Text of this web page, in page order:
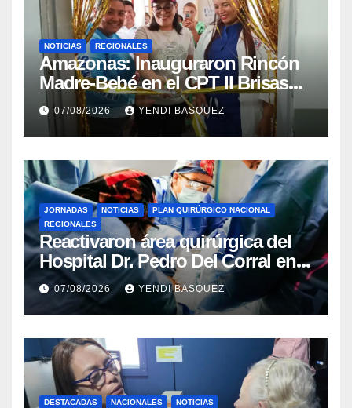
NOTICIAS REGIONALES
​Amazonas: Inauguraron Rincón
Madre-Bebé en el CPT II Brisas
del Aeropuerto ​Inauguraron
Rincón
07/08/2026 YENDI BASQUEZ
JORNADAS NOTICIAS
PLAN QUIRÚRGICO NACIONAL
REGIONALES
Reactivaron área quirúrgica del
Hospital Dr. Pedro Del Corral en
Guárico
07/08/2026 YENDI BASQUEZ
DESTACADAS NACIONALES NOTICIAS